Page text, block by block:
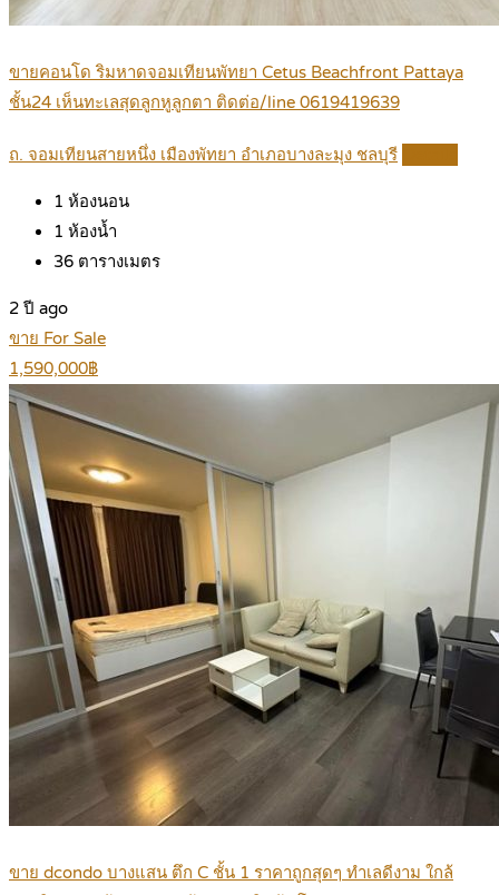
ขายคอนโด ริมหาดจอมเทียนพัทยา Cetus Beachfront Pattaya
ชั้น24 เห็นทะเลสุดลูกหูลูกตา ติดต่อ/line 0619419639
ถ. จอมเทียนสายหนึ่ง เมืองพัทยา อำเภอบางละมุง ชลบุรี
1 ห้องนอน
1 ห้องน้ำ
36 ตารางเมตร
2 ปี ago
ขาย For Sale
1,590,000฿
ขาย dcondo บางแสน ตึก C ชั้น 1 ราคาถูกสุดๆ ทำเลดีงาม ใกล้